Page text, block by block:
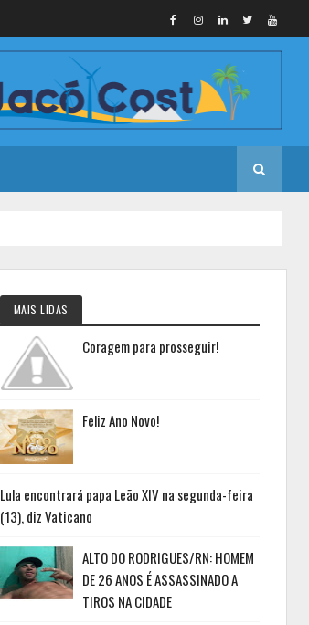
MAIS LIDAS
Coragem para prosseguir!
Feliz Ano Novo!
Lula encontrará papa Leão XIV na segunda-feira
(13), diz Vaticano
ALTO DO RODRIGUES/RN: HOMEM
DE 26 ANOS É ASSASSINADO A
TIROS NA CIDADE